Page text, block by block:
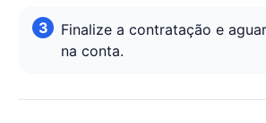
Finalize a contratação e
na conta.